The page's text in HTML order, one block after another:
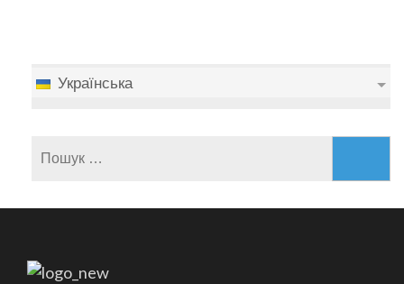
Українська